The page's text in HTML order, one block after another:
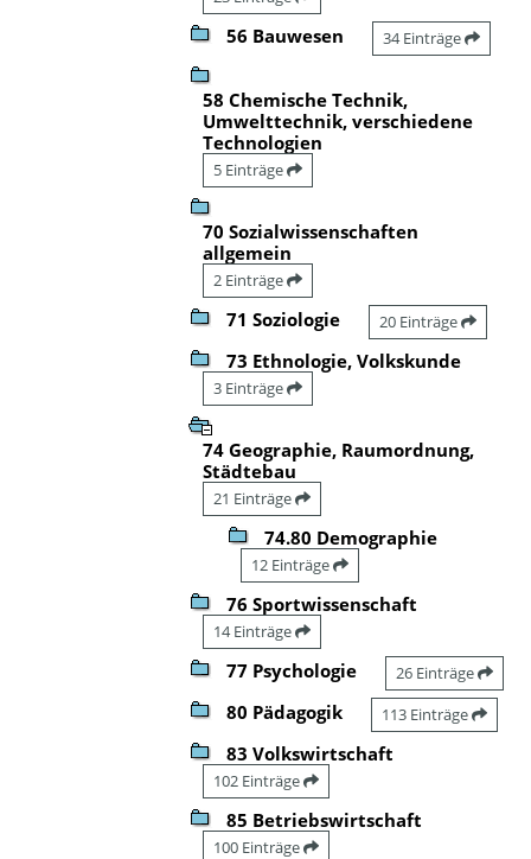
56 Bauwesen 34 Einträge
58 Chemische Technik,
Umwelttechnik, verschiedene
Technologien
5 Einträge
70 Sozialwissenschaften
allgemein
2 Einträge
71 Soziologie 20 Einträge
73 Ethnologie, Volkskunde
3 Einträge
74 Geographie, Raumordnung,
Städtebau
21 Einträge
74.80 Demographie
12 Einträge
76 Sportwissenschaft
14 Einträge
77 Psychologie 26 Einträge
80 Pädagogik 113 Einträge
83 Volkswirtschaft
102 Einträge
85 Betriebswirtschaft
100 Einträge